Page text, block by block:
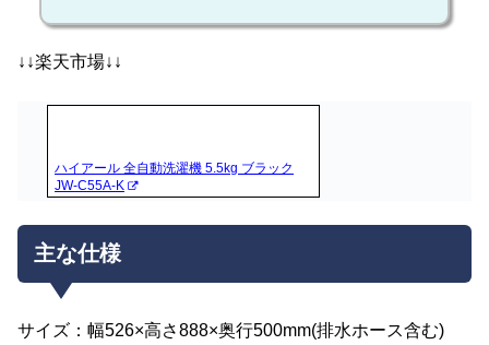
↓↓楽天市場↓↓
ハイアール 全自動洗濯機 5.5kg ブラック
JW-C55A-K
主な仕様
サイズ：幅526×高さ888×奥行500mm(排水ホース含む)